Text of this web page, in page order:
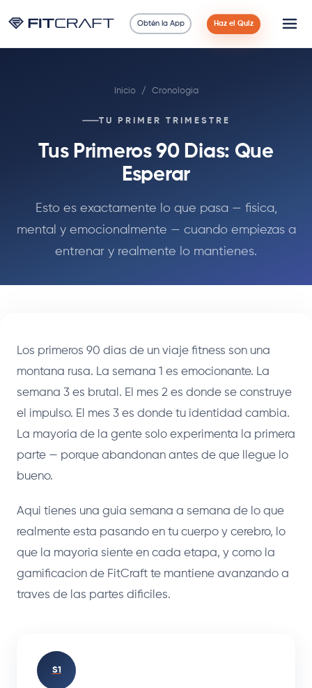
Obtén la App Haz el Quiz
Ejercicios
Inicio / Cronologia
TU PRIMER TRIMESTRE
Tus Primeros 90 Dias: Que
Esperar
Esto es exactamente lo que pasa — fisica,
mental y emocionalmente — cuando empiezas a
entrenar y realmente lo mantienes.
Los primeros 90 dias de un viaje fitness son una
montana rusa. La semana 1 es emocionante. La
semana 3 es brutal. El mes 2 es donde se construye
el impulso. El mes 3 es donde tu identidad cambia.
La mayoria de la gente solo experimenta la primera
parte — porque abandonan antes de que llegue lo
bueno.
Aqui tienes una guia semana a semana de lo que
realmente esta pasando en tu cuerpo y cerebro, lo
que la mayoria siente en cada etapa, y como la
gamificacion de FitCraft te mantiene avanzando a
traves de las partes dificiles.
S1